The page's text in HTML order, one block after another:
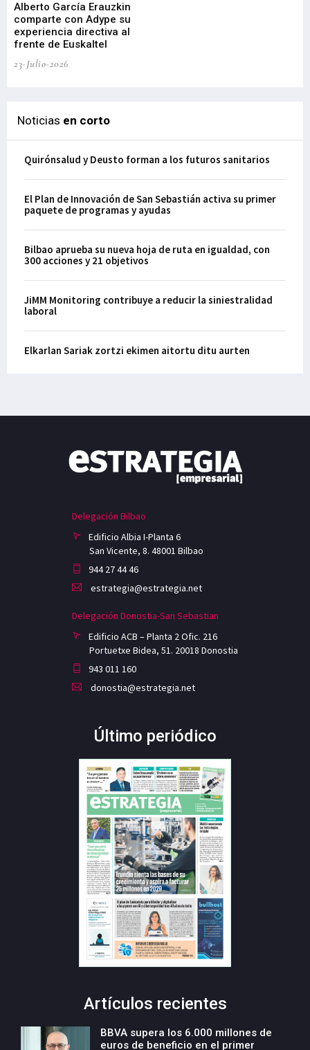
Alberto García Erauzkin
comparte con Adype su
experiencia directiva al
frente de Euskaltel
23-Julio-2026
Noticias en corto
Quirónsalud y Deusto forman a los futuros sanitarios
El Plan de Innovación de San Sebastián activa su primer
paquete de programas y ayudas
Bilbao aprueba su nueva hoja de ruta en igualdad, con
300 acciones y 21 objetivos
JiMM Monitoring contribuye a reducir la siniestralidad
laboral
Elkarlan Sariak zortzi ekimen aitortu ditu aurten
Delegación Bilbao
Edificio Albia I-Planta 6
San Vicente, 8. 48001 Bilbao
944 27 44 46
estrategia@estrategia.net
Delegación Donostia-San Sebastian
Edificio ACB – Planta 2 Ofic. 216
Portuetxe Bidea, 51. 20018 Donostia
943 011 160
donostia@estrategia.net
Último periódico
Artículos recientes
BBVA supera los 6.000 millones de
euros de beneficio en el primer